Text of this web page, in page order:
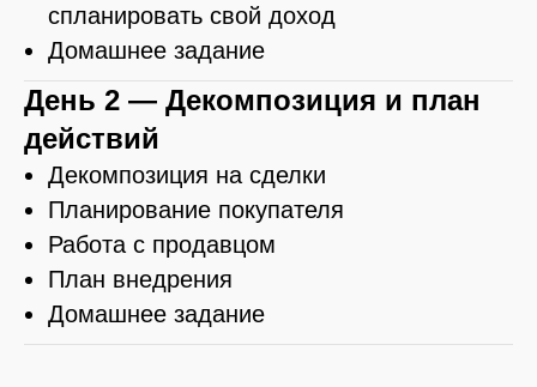
спланировать свой доход
Домашнее задание
День 2 — Декомпозиция и план
действий
Декомпозиция на сделки
Планирование покупателя
Работа с продавцом
План внедрения
Домашнее задание